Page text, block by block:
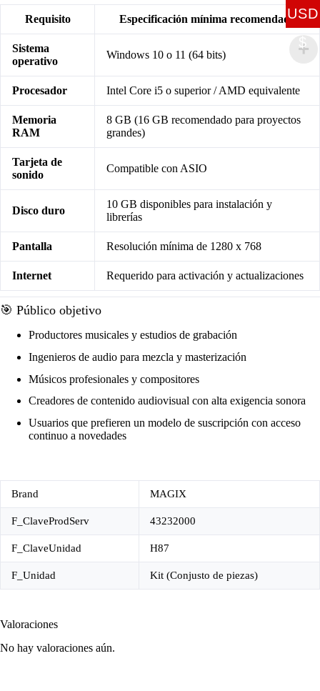
Requisito Especificación mínima recomendada
Sistema
operativo
Windows 10 o 11 (64 bits)
Procesador Intel Core i5 o superior / AMD equivalente
Memoria
RAM
8 GB (16 GB recomendado para proyectos
grandes)
Tarjeta de
sonido
Compatible con ASIO
Disco duro
10 GB disponibles para instalación y
librerías
Pantalla Resolución mínima de 1280 x 768
Internet Requerido para activación y actualizaciones
🎯 Público objetivo
Productores musicales y estudios de grabación
Ingenieros de audio para mezcla y masterización
Músicos profesionales y compositores
Creadores de contenido audiovisual con alta exigencia sonora
Usuarios que prefieren un modelo de suscripción con acceso
continuo a novedades
Brand MAGIX
F_ClaveProdServ 43232000
F_ClaveUnidad H87
F_Unidad Kit (Conjusto de piezas)
Valoraciones
No hay valoraciones aún.
USD
$